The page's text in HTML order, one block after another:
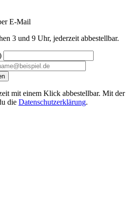
E-Mail
3 und 9 Uhr, jederzeit abbestellbar.
mit einem Klick abbestellbar. Mit der
die Datenschutzerklärung.